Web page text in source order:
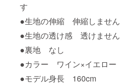
す
●生地の伸縮 伸縮しません
●生地の透け感 透けません
●裏地 なし
●カラー ワイン×イエロー
●モデル身長 160cm